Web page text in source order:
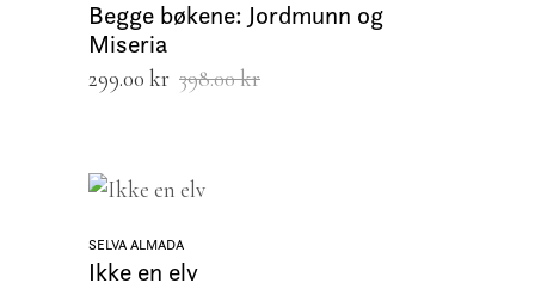
Begge bøkene: Jordmunn og
Miseria
398.00kr
Opprinnelig
pris
299.00 kr
Nåværende
pris
SELVA ALMADA
Ikke en elv